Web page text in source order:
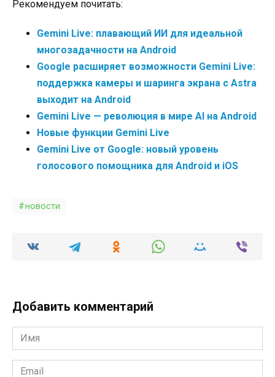
Рекомендуем почитать:
Gemini Live: плавающий ИИ для идеальной
многозадачности на Android
Google расширяет возможности Gemini Live:
поддержка камеры и шаринга экрана с Astra
выходит на Android
Gemini Live — революция в мире AI на Android
Новые функции Gemini Live
Gemini Live от Google: новый уровень
голосового помощника для Android и iOS
новости
Добавить комментарий
Имя
*
Email